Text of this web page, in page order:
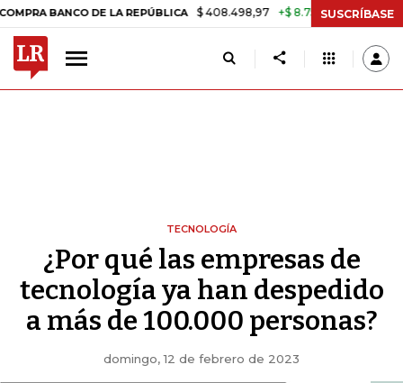
DE LA REPÚBLICA $ 408.498,97 +$ 8.753,81 +2,19% TASA
SUSCRÍBASE
TECNOLOGÍA
¿Por qué las empresas de
tecnología ya han despedido
a más de 100.000 personas?
domingo, 12 de febrero de 2023